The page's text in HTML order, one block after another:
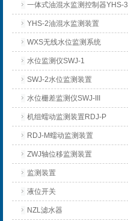
一体式油混水监测控制器YHS-3
YHS-2油混水监测装置
WXS无线水位监测系统
水位监测仪SWJ-1
SWJ-2水位监测装置
水位栅差监测仪SWJ-III
机组蠕动监测装置RDJ-P
RDJ-M蠕动监测装置
ZWJ轴位移监测装置
监测装置
液位开关
NZL滤水器